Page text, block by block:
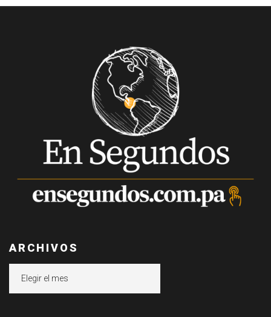
ARCHIVOS